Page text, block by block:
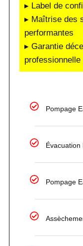
▸ Label de
▸ Maîtrise des
performantes
▸ Garantie
professionnelle
Pompage
Évacuation
Pompage